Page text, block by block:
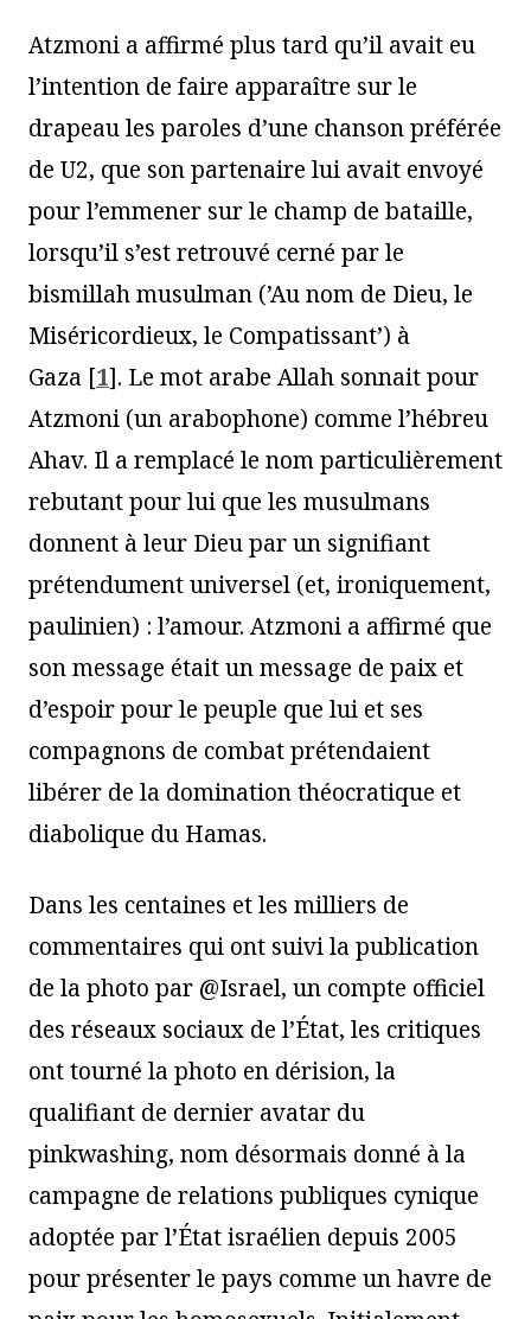
Atzmoni a affirmé plus tard qu’il avait eu
l’intention de faire apparaître sur le
drapeau les paroles d’une chanson préférée
de U2, que son partenaire lui avait envoyé
pour l’emmener sur le champ de bataille,
lorsqu’il s’est retrouvé cerné par le
bismillah musulman (’Au nom de Dieu, le
Miséricordieux, le Compatissant’) à
Gaza [1]. Le mot arabe Allah sonnait pour
Atzmoni (un arabophone) comme l’hébreu
Ahav. Il a remplacé le nom particulièrement
rebutant pour lui que les musulmans
donnent à leur Dieu par un signifiant
prétendument universel (et, ironiquement,
paulinien) : l’amour. Atzmoni a affirmé que
son message était un message de paix et
d’espoir pour le peuple que lui et ses
compagnons de combat prétendaient
libérer de la domination théocratique et
diabolique du Hamas.
Dans les centaines et les milliers de
commentaires qui ont suivi la publication
de la photo par @Israel, un compte officiel
des réseaux sociaux de l’État, les critiques
ont tourné la photo en dérision, la
qualifiant de dernier avatar du
pinkwashing, nom désormais donné à la
campagne de relations publiques cynique
adoptée par l’État israélien depuis 2005
pour présenter le pays comme un havre de